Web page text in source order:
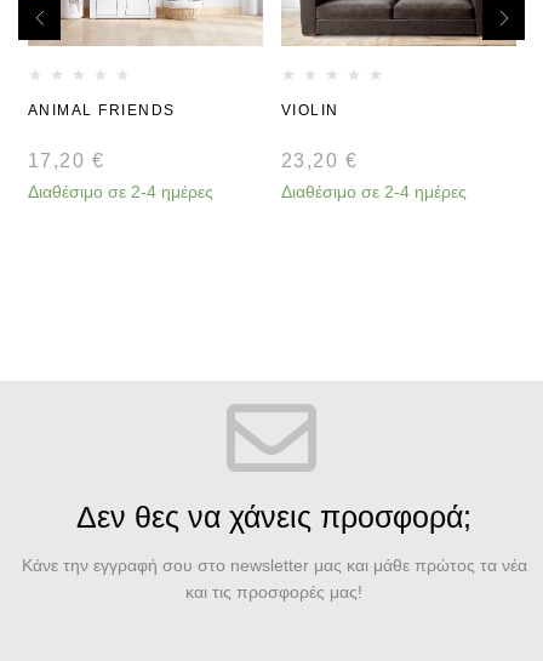
ANIMAL FRIENDS
17,20 €
Διαθέσιμο σε 2-4 ημέρες
VIOLIN
23,20 €
Διαθέσιμο σε 2-4 ημέρες
Δεν θες να χάνεις προσφορά;
Κάνε την εγγραφή σου στο newsletter μας και μάθε πρώτος τα νέα
και τις προσφορές μας!